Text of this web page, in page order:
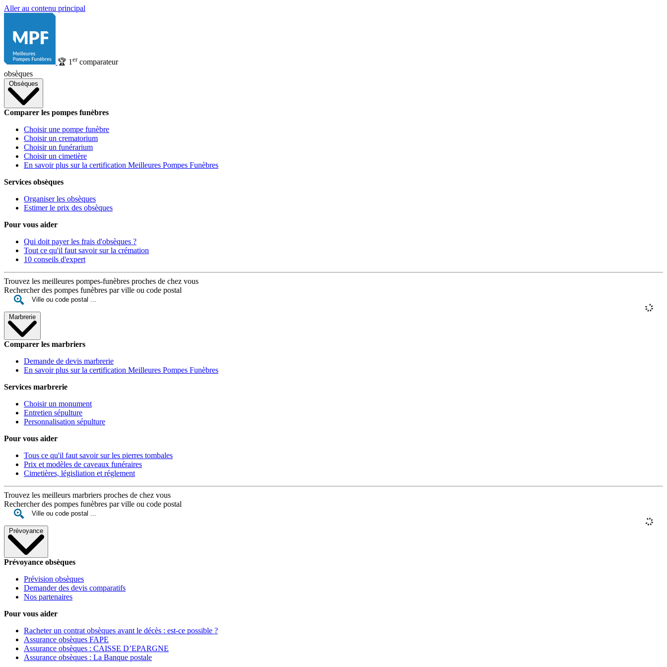
Aller au contenu principal
🏆 1 ercomparateur
obsèques
Obsèques
Comparer les pompes funèbres
Choisir une pompe funèbre
Choisir un crematorium
Choisir un funérarium
Choisir un cimetière
En savoir plus sur la certification Meilleures Pompes Funèbres
Services obsèques
Organiser les obsèques
Estimer le prix des obsèques
Pour vous aider
Qui doit payer les frais d'obsèques ?
Tout ce qu'il faut savoir sur la crémation
10 conseils d'expert
Trouvez les meilleures pompes-funèbres proches de chez vous
Rechercher des pompes funèbres par ville ou code postal
Marbrerie
Comparer les marbriers
Demande de devis marbrerie
En savoir plus sur la certification Meilleures Pompes Funèbres
Services marbrerie
Choisir un monument
Entretien sépulture
Personnalisation sépulture
Pour vous aider
Tous ce qu'il faut savoir sur les pierres tombales
Prix et modèles de caveaux funéraires
Cimetières, législiation et réglement
Trouvez les meilleurs marbriers proches de chez vous
Rechercher des pompes funèbres par ville ou code postal
Prévoyance
Prévoyance obsèques
Prévision obsèques
Demander des devis comparatifs
Nos partenaires
Pour vous aider
Racheter un contrat obsèques avant le décès : est-ce possible ?
Assurance obsèques FAPE
Assurance obsèques : CAISSE D’EPARGNE
Assurance obsèques : La Banque postale